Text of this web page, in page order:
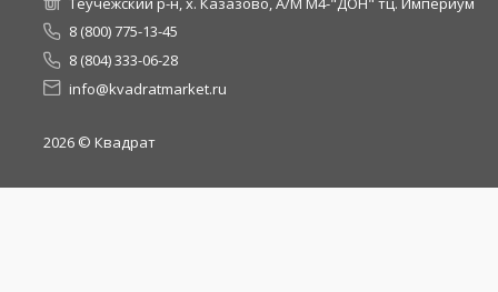
8 (800) 775-13-45
8 (804) 333-06-28
info@kvadratmarket.ru
2026 © Квадрат